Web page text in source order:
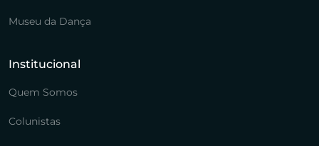
Museu da Dança
Institucional
Quem Somos
Colunistas